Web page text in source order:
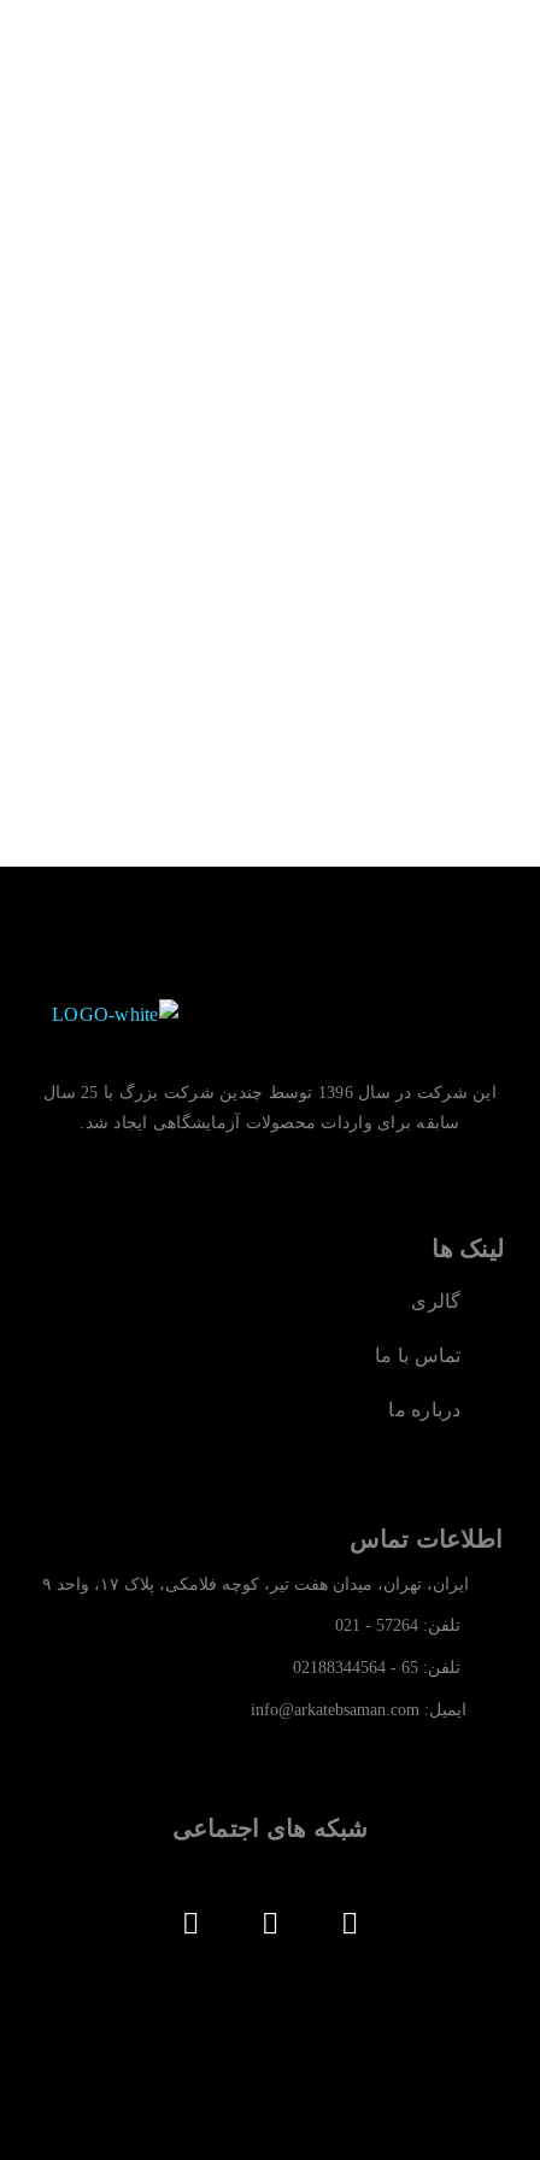
این شرکت در سال 1396 توسط چندین شرکت بزرگ با 25 سال
سابقه برای واردات محصولات آزمایشگاهی ایجاد شد.
لینک ها
گالری
تماس با ما
درباره ما
اطلاعات تماس
ایران، تهران، میدان هفت تیر، کوچه فلامکی، پلاک ۱۷، واحد ۹
تلفن: 57264 - 021
تلفن: 65 - 02188344564
ایمیل: info@arkatebsaman.com
شبکه های اجتماعی